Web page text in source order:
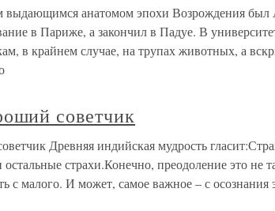
анатомом эпохи Возрождения был
в Париже, а закончил в Падуе. В
в крайнем случае, на трупах животных, а
советчик
Древняя индийская мудрость
остальные страхи.Конечно, преодоление это не
с малого. И может, самое важное – с осознания